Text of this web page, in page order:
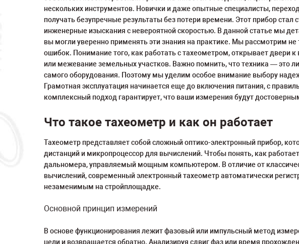
нескольких инструментов. Новички и даже опытные специалисты,
получать безупречные результаты без потери времени. Этот прибор
инженерные изыскания с невероятной скоростью. В данной статье мы
вы могли уверенно применять эти знания на практике. Мы рассмотрим
ошибок. Понимание того, как работать с тахеометром, открывает двери
или межевание земельных участков. Важно помнить, что техника — это
самого оборудования. Поэтому мы уделим особое внимание выбору
Грамотная эксплуатация начинается еще до включения питания, с
комплексный подход гарантирует, что ваши измерения будут
Что такое тахеометр и как он работает
Тахеометр представляет собой сложный оптико-электронный прибор,
дистанций и микропроцессор для вычислений. Чтобы понять, как
дальномера, управляемый мощным компьютером. В отличие от
вычислений, современный электронный тахеометр автоматически
незаменимым на стройплощадке.
Основной принцип измерений
В основе функционирования лежит фазовый или импульсный метод
цели и возвращается обратно. Анализируя сдвиг фаз или время